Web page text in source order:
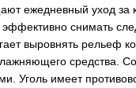
ежедневный уход за
снимать
выровнять рельеф
средства.
Уголь имеет